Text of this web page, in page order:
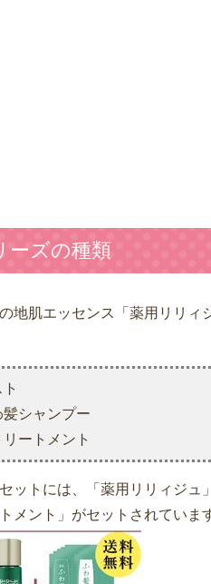
ーズの種類
地肌エッセンス「薬用リリィ
シャンプー
ートメント
ットには、「薬用リリィジュ
メント」がセットされていま